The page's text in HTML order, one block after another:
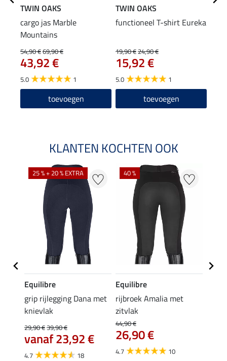
TWIN OAKS
cargo jas Marble
Mountains
54,90 €69,90 €
43,92 €
5.0 1
toevoegen
TWIN OAKS
functioneel T-shirt Eureka
19,90 €24,90 €
15,92 €
5.0 1
toevoegen
KLANTEN KOCHTEN OOK
25 % + 20 % EXTRA
Equilibre
grip rijlegging Dana met
knievlak
29,90 €39,90 €
vanaf 23,92 €
4.7 18
40 %
Equilibre
rijbroek Amalia met
zitvlak
44,90 €
26,90 €
4.7 10